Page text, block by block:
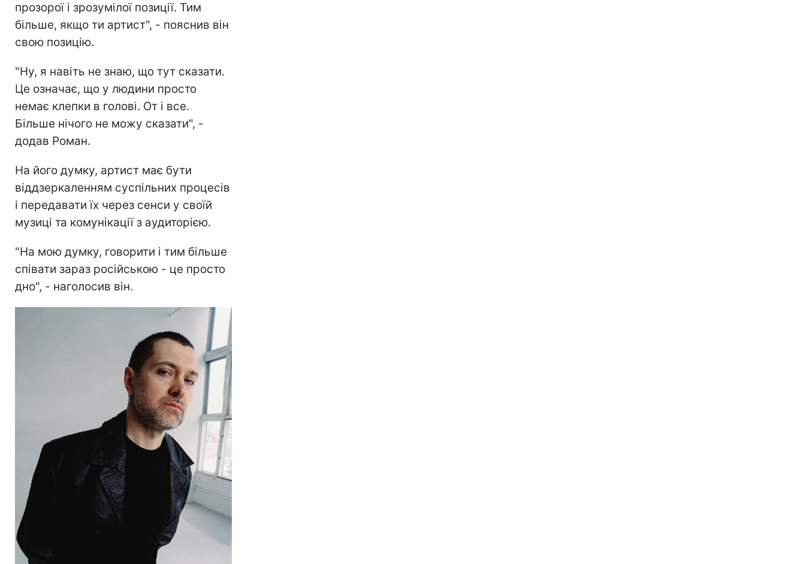
прозорої і зрозумілої позиції. Тим
більше, якщо ти артист", - пояснив він
свою позицію.
"Ну, я навіть не знаю, що тут сказати.
Це означає, що у людини просто
немає клепки в голові. От і все.
Більше нічого не можу сказати", -
додав Роман.
На його думку, артист має бути
віддзеркаленням суспільних процесів
і передавати їх через сенси у своїй
музиці та комунікації з аудиторією.
"На мою думку, говорити і тим більше
співати зараз російською - це просто
дно", - наголосив він.